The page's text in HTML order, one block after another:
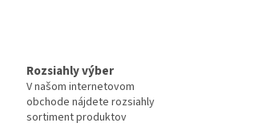
Rozsiahly výber
V našom internetovom
obchode nájdete rozsiahly
sortiment produktov